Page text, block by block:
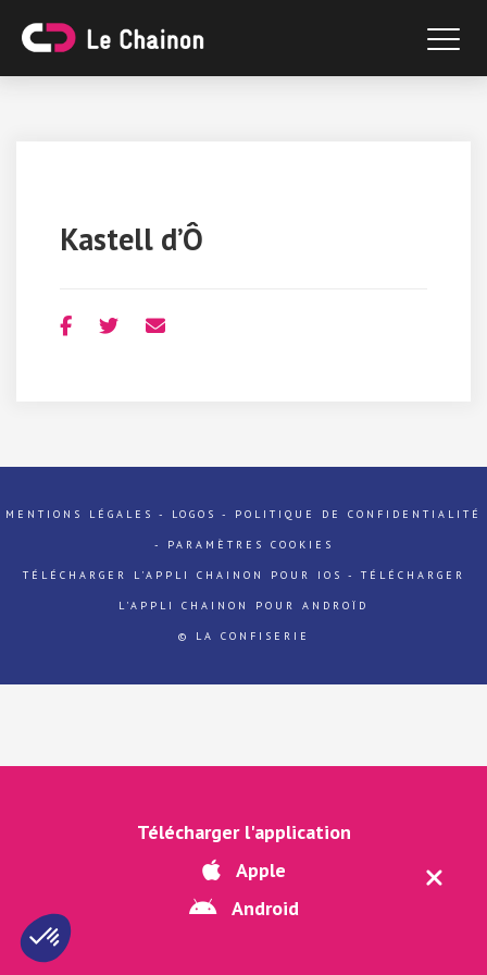
Télécharger l'application
Apple
Android
Kastell d’Ô
MENTIONS LÉGALES - LOGOS - POLITIQUE DE CONFIDENTIALITÉ
- PARAMÈTRES COOKIES
TÉLÉCHARGER L'APPLI CHAINON POUR IOS - TÉLÉCHARGER
L'APPLI CHAINON POUR ANDROÏD
© LA CONFISERIE